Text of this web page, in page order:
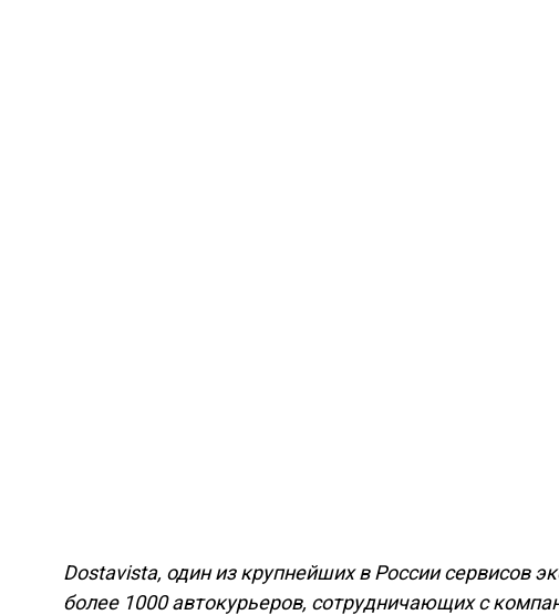
Dostavista, один из крупнейших в России сервисов
более 1000 автокурьеров, сотрудничающих с